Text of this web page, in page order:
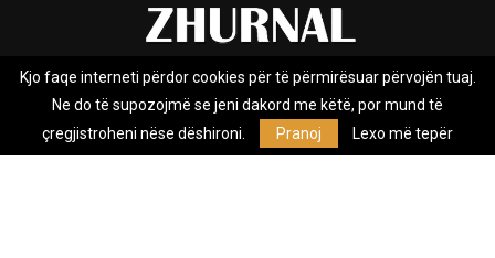
Rreth nesh Impresumi Marketing
Privacy Policy
Zhurnal.mk është Agjenci e Lajmeve e pavarur, e themeluar në vitin
Kjo faqe interneti përdor cookies për të përmirësuar përvojën tuaj.
Ne do të supozojmë se jeni dakord me këtë, por mund të
çregjistroheni nëse dëshironi.
Pranoj Lexo më tepër